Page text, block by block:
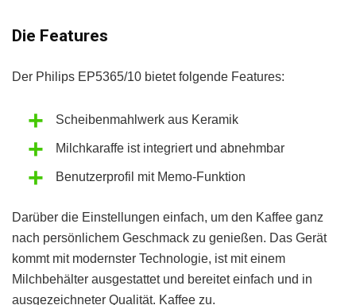
Die Features
Der Philips EP5365/10 bietet folgende Features:
Scheibenmahlwerk aus Keramik
Milchkaraffe ist integriert und abnehmbar
Benutzerprofil mit Memo-Funktion
Darüber die Einstellungen einfach, um den Kaffee ganz
nach persönlichem Geschmack zu genießen. Das Gerät
kommt mit modernster Technologie, ist mit einem
Milchbehälter ausgestattet und bereitet einfach und in
ausgezeichneter Qualität. Kaffee zu.